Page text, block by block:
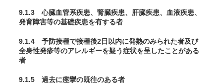
9.1.3 心臓血管系疾患、腎臓疾患、肝臓疾患、血液疾患、
発育障害等の基礎疾患を有する者
9.1.4 予防接種で接種後2日以内に発熱のみられた者及び
全身性発疹等のアレルギーを疑う症状を呈したことがある
者
9.1.5 過去に痙攣の既往のある者